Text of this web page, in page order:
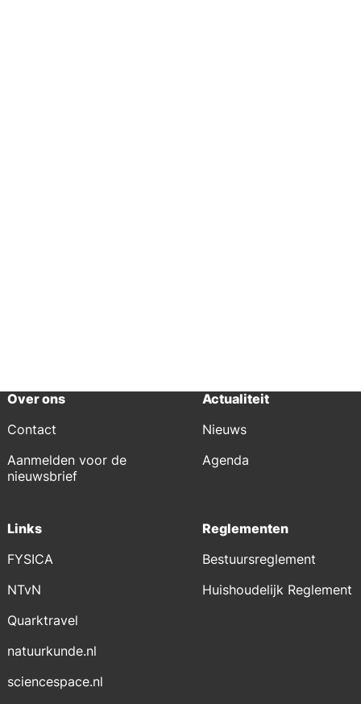
Over ons
Contact
Aanmelden voor de
nieuwsbrief
Actualiteit
Nieuws
Agenda
Links
FYSICA
NTvN
Quarktravel
natuurkunde.nl
sciencespace.nl
Reglementen
Bestuursreglement
Huishoudelijk Reglement